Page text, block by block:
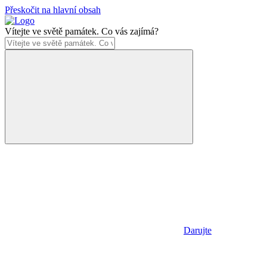
Přeskočit na hlavní obsah
Vítejte ve světě památek. Co vás zajímá?
Darujte